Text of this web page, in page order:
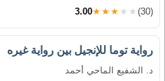
3.00★★★★★ (30)
رواية توما للإنجيل بين رواية غيره
د. الشفيع الماحي أحمد